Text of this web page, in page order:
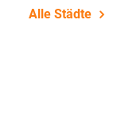
Alle Städte